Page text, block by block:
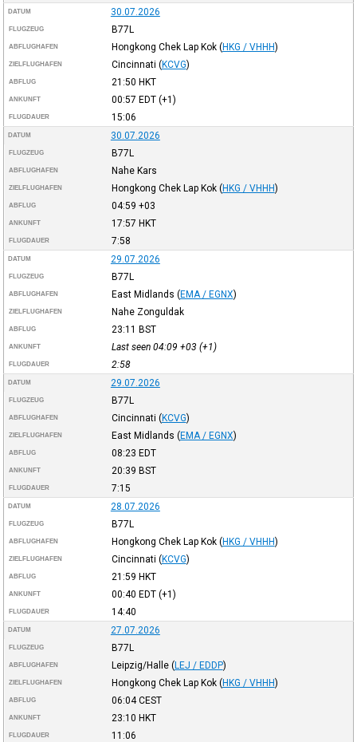
DATUM 30.07.2026
FLUGZEUG B77L
ABFLUGHAFEN Hongkong Chek Lap Kok (HKG / VHHH)
ZIELFLUGHAFEN Cincinnati (KCVG)
ABFLUG 21:50 HKT
ANKUNFT 00:57 EDT(+1)
FLUGDAUER 15:06
DATUM 30.07.2026
FLUGZEUG B77L
ABFLUGHAFEN Nahe Kars
ZIELFLUGHAFEN Hongkong Chek Lap Kok (HKG / VHHH)
ABFLUG 04:59 +03
ANKUNFT 17:57 HKT
FLUGDAUER 7:58
DATUM 29.07.2026
FLUGZEUG B77L
ABFLUGHAFEN East Midlands (EMA / EGNX)
ZIELFLUGHAFEN Nahe Zonguldak
ABFLUG 23:11 BST
ANKUNFT Last seen 04:09 +03 (+1)
FLUGDAUER 2:58
DATUM 29.07.2026
FLUGZEUG B77L
ABFLUGHAFEN Cincinnati (KCVG)
ZIELFLUGHAFEN East Midlands (EMA / EGNX)
ABFLUG 08:23 EDT
ANKUNFT 20:39 BST
FLUGDAUER 7:15
DATUM 28.07.2026
FLUGZEUG B77L
ABFLUGHAFEN Hongkong Chek Lap Kok (HKG / VHHH)
ZIELFLUGHAFEN Cincinnati (KCVG)
ABFLUG 21:59 HKT
ANKUNFT 00:40 EDT(+1)
FLUGDAUER 14:40
DATUM 27.07.2026
FLUGZEUG B77L
ABFLUGHAFEN Leipzig/Halle (LEJ / EDDP)
ZIELFLUGHAFEN Hongkong Chek Lap Kok (HKG / VHHH)
ABFLUG 06:04CEST
ANKUNFT 23:10 HKT
FLUGDAUER 11:06